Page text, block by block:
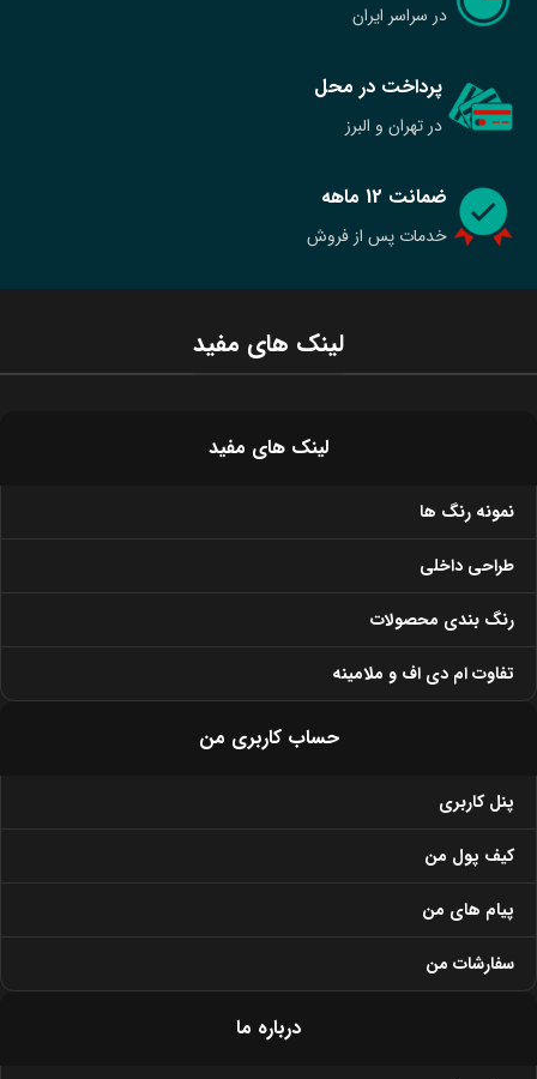
ضمانت 12 ماهه
خدمات پس از فروش
پرداخت در محل
در تهران و البرز
در سراسر ایران
لینک های مفید
درباره ما
حساب کاربری من
پنل کاربری
کیف پول من
پیام های من
سفارشات من
لینک های مفید
نمونه رنگ ها
طراحی داخلی
رنگ بندی محصولات
تفاوت ام دی اف و ملامینه